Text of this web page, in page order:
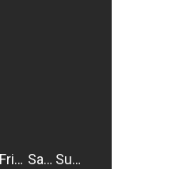
Friday Saturday Sunday